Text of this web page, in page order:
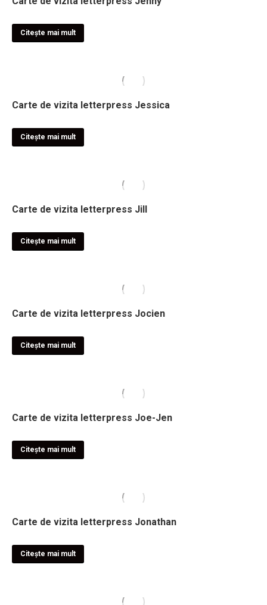
Citește mai mult
Carte de vizita letterpress Jessica
Citește mai mult
Carte de vizita letterpress Jill
Citește mai mult
Carte de vizita letterpress Jocien
Citește mai mult
Carte de vizita letterpress Joe-Jen
Citește mai mult
Carte de vizita letterpress Jonathan
Citește mai mult